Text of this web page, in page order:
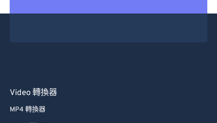
Video 轉換器
MP4 轉換器